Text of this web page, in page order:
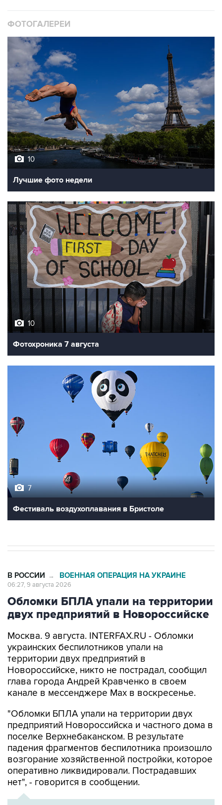
ФОТОГАЛЕРЕИ
10
Лучшие фото недели
10
Фотохроника 7 августа
7
Фестиваль воздухоплавания в Бристоле
В РОССИИ → ВОЕННАЯ ОПЕРАЦИЯ НА УКРАИНЕ
06:27, 9 августа 2026
Обломки БПЛА упали на территории
двух предприятий в Новороссийске
Москва. 9 августа. INTERFAX.RU - Обломки
украинских беспилотников упали на
территории двух предприятий в
Новороссийске, никто не пострадал, сообщил
глава города Андрей Кравченко в своем
канале в мессенджере Max в воскресенье.
"Обломки БПЛА упали на территории двух
предприятий Новороссийска и частного дома в
поселке Верхнебаканском. В результате
падения фрагментов беспилотника произошло
возгорание хозяйственной постройки, которое
оперативно ликвидировали. Пострадавших
нет", - говорится в сообщении.